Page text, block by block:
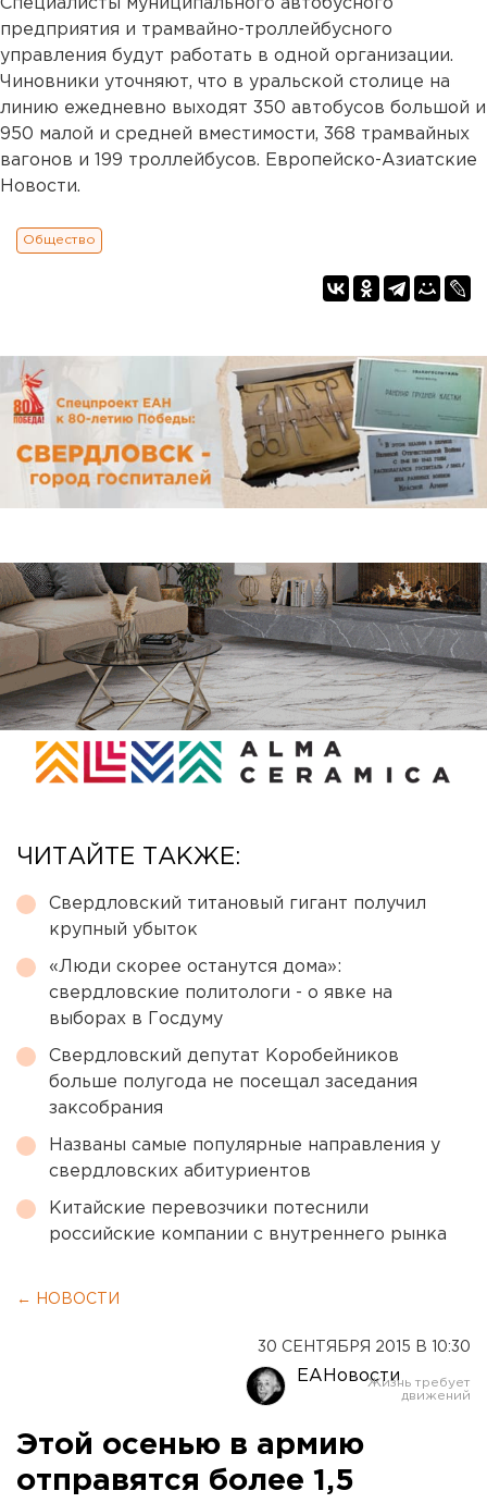
Специалисты муниципального автобусного
предприятия и трамвайно-троллейбусного
управления будут работать в одной организации.
Чиновники уточняют, что в уральской столице на
линию ежедневно выходят 350 автобусов большой и
950 малой и средней вместимости, 368 трамвайных
вагонов и 199 троллейбусов. Европейско-Азиатские
Новости.
Общество
ЧИТАЙТЕ ТАКЖЕ:
Свердловский титановый гигант получил
крупный убыток
«Люди скорее останутся дома»:
свердловские политологи - о явке на
выборах в Госдуму
Свердловский депутат Коробейников
больше полугода не посещал заседания
заксобрания
Названы самые популярные направления у
свердловских абитуриентов
Китайские перевозчики потеснили
российские компании с внутреннего рынка
← НОВОСТИ
30 СЕНТЯБРЯ 2015 В 10:30
ЕАНовости
Этой осенью в армию
отправятся более 1,5